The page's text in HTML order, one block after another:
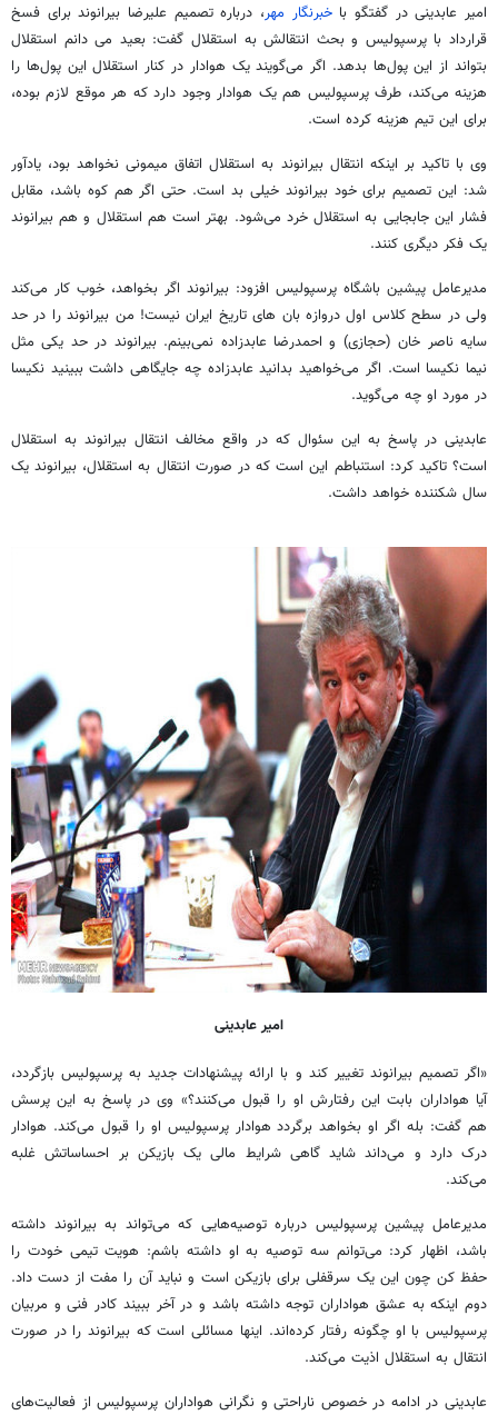
امیر عابدینی در گفتگو باخبرنگار مهر، درباره تصمیم علیرضا بیرانوند برای فسخ
قرارداد با پرسپولیس و بحث انتقالشبه استقلال گفت: بعید می دانم استقلال
بتواند از این پول‌ها بدهد. اگر می‌گویند یک هوادار در کنار استقلال این پول‌ها را
هزینه می‌کند، طرف پرسپولیس هم یک هوادار وجود دارد که هر موقع لازم بوده،
برای این تیم هزینه کرده است.
وی با تاکید بر اینکه انتقال بیرانوند به استقلال اتفاق میمونی نخواهد بود، یادآور
شد: این تصمیم برای خود بیرانوند خیلی بد است. حتی اگر هم کوه باشد، مقابل
فشار این جابجایی به استقلالخرد می‌شود. بهتر است هم استقلال و هم بیرانوند
یک فکر دیگری کنند.
مدیرعامل پیشین باشگاه پرسپولیس افزود: بیرانوند اگر بخواهد، خوب کار می‌کند
ولی در سطح کلاس اول دروازه بان هایتاریخ ایران نیست! من بیرانوند را در حد
سایه ناصر خان (حجازی) و احمدرضا عابدزاده نمی‌بینم. بیرانوند در حد یکی مثل
نیما نکیسا است. اگر می‌خواهید بدانید عابدزاده چه جایگاهی داشت ببینید نکیسا
در مورد او چه می‌گوید.
عابدینی در پاسخ به این سئوال که در واقع مخالف انتقال بیرانوند به استقلال
است؟ تاکید کرد: استنباطم این است که در صورت انتقال به استقلال، بیرانوند یک
سال شکننده خواهد داشت.
امیر عابدینی
«اگر تصمیم بیرانوند تغییر کند و با ارائه پیشنهادات جدید به پرسپولیس بازگردد،
آیا هواداران بابت این رفتارش او را قبول می‌کنند؟» وی در پاسخ به این پرسش
هم گفت: بله اگر او بخواهد برگردد هوادار پرسپولیس او را قبول می‌کند. هوادار
درک دارد و می‌داند شاید گاهی شرایط مالی یک بازیکن بر احساساتش غلبه
می‌کند.
مدیرعامل پیشین پرسپولیس درباره توصیه‌هایی که می‌تواند به بیرانوند داشته
باشد، اظهار کرد: می‌توانم سه توصیه به او داشته باشم: هویت تیمی خودت را
حفظ کن چون این یک سرقفلی برای بازیکن است و نباید آن را مفت از دست داد.
دوم اینکه به عشق هواداران توجه داشته باشد و در آخر ببیند کادر فنی و مربیان
پرسپولیس با او چگونه رفتار کرده‌اند. اینها مسائلی است که بیرانوند را در صورت
انتقال به استقلال اذیت می‌کند.
عابدینی در ادامه در خصوص ناراحتی و نگرانی هواداران پرسپولیس از فعالیت‌های